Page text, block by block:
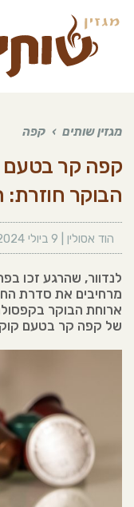
מגזין שותים › קפה
קפה קר בטעם
הבוקר
הוד אסולין 9 ביולי 2024
לנדוור, שהרגע זכו
מרחיבים את סדרת
ארוחת הבוקר
של קפה קר בטעם